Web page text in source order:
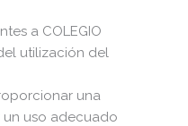
a COLEGIO
utilización del
una
un uso adecuado